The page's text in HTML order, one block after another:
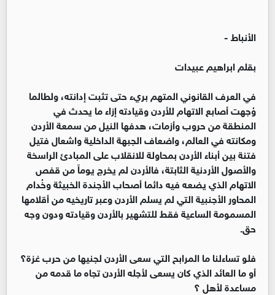
الأنباط -
بقلم ابراهيم عبيدات
في العرف القانوني المتهم بريء حتى تثبت إدانته، ولطالما
وُجهت أصابع الاتهام للأردن وقيادته إزاء ما يحدث في
المنطقة من حروب وأزمات، هدفها النيل من سمعة الأردن
ومكانته في العالم، واضعاف الجبهة الداخلية واشعال فتيل
فتنة بين أبناء الأردن بمحاولة للانقلاب على المبادئ الراسخة
والأصول الأردنية الثابتة، فالأردن لم يخرج يوماً من قفص
الاتهام الذي يضعه فيه دائما أصحاب الأجندة الخبيثة وخُدام
المحاور الأجنبية التي لم يسلم الأردن وعبر تاريخيه من أقلامها
المسمومة الساعية فقط للتشهير بالأردن وقيادته ودون وجه
حق.
فلو تساءلنا ما المرابح التي سعى الأردن لجنيها من حرب غزة؟
أو ما العائد الذي كان يسعى لأجله الأردن تجاه ما قدمه من
مساعدة لأهل ؟